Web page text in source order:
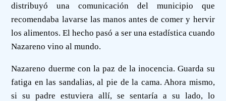
distribuyó una comunicación del municipio que
recomendaba lavarse las manos antes de comer y hervir
los alimentos. El hecho pasó a ser una estadística cuando
Nazareno vino al mundo.
Nazareno duerme con la paz de la inocencia. Guarda su
fatiga en las sandalias, al pie de la cama. Ahora mismo,
si su padre estuviera allí, se sentaría a su lado, lo